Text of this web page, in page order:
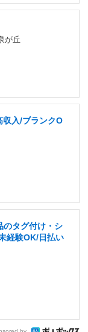
が丘
収入/ブランクO
のタグ付け・シ
経験OK/日払い